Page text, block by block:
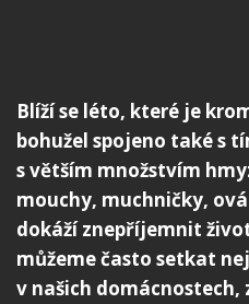
Blíží se léto, které je
bohužel spojeno také s
s větším množstvím
mouchy, muchničky,
dokáží znepříjemnit
můžeme často setkat
v našich